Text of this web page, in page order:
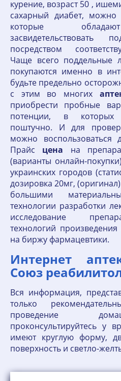
курение, возраст 50 ,
сахарный диабет, можно
которые
засвидетельствовать
посредством
Чаще всего поддельные
покупаются именно в
будьте предельно
с этим во многих
приобрести пробные
потенции, в которых
поштучно. И для
можно воспользоваться
Прайс цена на
(варианты онлайн-
украинских городов
дозировка 20мг,
большими
технологии разработки
исследование
технологий
на биржу фармацевтики.
Интернет
Союз
Вся информация,
только
проведение
проконсультируйтесь у
имеют круглую форму,
поверхность и светло-